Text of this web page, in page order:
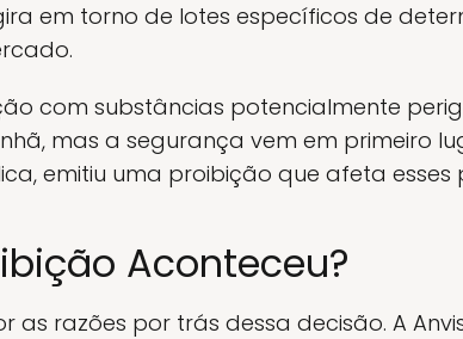
em torno de lotes específicos de
com substâncias potencialmente
mas a segurança vem em primeiro
emitiu uma proibição que afeta esses
Aconteceu?
as razões por trás dessa decisão. A